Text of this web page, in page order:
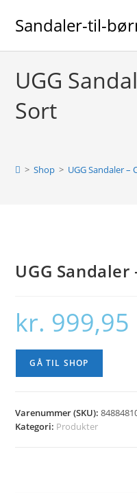
Sandaler-til-
UGG
Sort
> Shop > UGG Sandaler –
UGG Sandaler
kr. 999,95
GÅ TIL SHOP
Varenummer (SKU):
Kategori: Produkter